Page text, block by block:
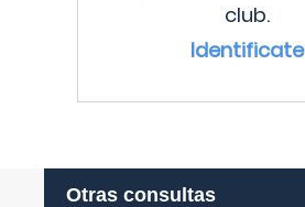
club.
Identificate
Otras consultas